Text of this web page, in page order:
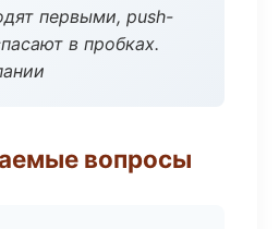
первыми, push-
в пробках.
вопросы